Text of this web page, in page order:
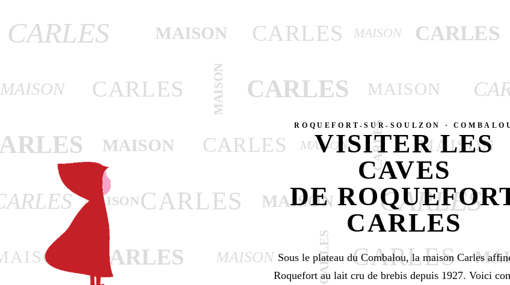
CARLES MAISON CARLES MAISON CARLES
MAISON CARLES MAISON CARLES MAISON
MAISON CARLES MAISON CARLES MAISON
MAISONCARLES MAISON CARLES
CARLES MAISON CARLES CARLES
ROQUEFORT-SUR-SOULZON ·
VISITER LES
CAVES
DE
CARLES
Sous le plateau du Combalou, la maison Carles
Roquefort au lait cru de brebis depuis 1927. Voici